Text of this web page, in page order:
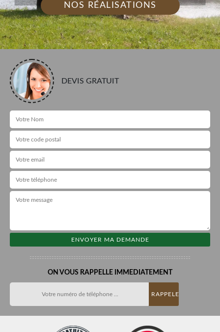
NOS RÉALISATIONS
DEVIS GRATUIT
ON VOUS RAPPELLE IMMEDIATEMENT